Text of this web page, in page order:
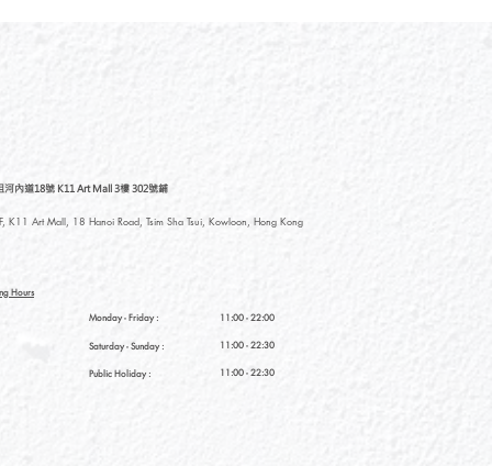
11:00 - 22:00
11:00 - 22:30
11:00 - 22:30
河內道18號 K11 Art Mall 3樓 302號鋪
K11 Art Mall, 18 Hanoi Road, Tsim Sha Tsui, Kowloon, Hong Kong
Hours
Monday - Friday :
Saturday- Sunday :
Public Holiday :